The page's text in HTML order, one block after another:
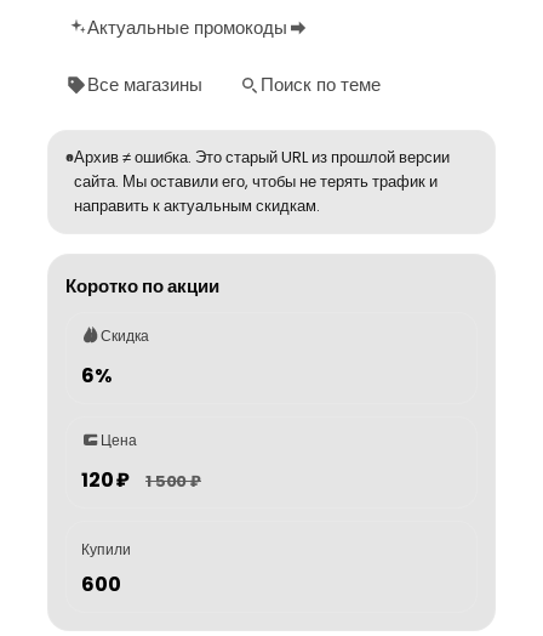
Актуальные промокоды
Все магазины Поиск по теме
Архив ≠ ошибка. Это старый URL из прошлой версии
сайта. Мы оставили его, чтобы не терять трафик и
направить к актуальным скидкам.
Коротко по акции
Скидка
6%
Цена
120 ₽ 1 500 ₽
Купили
600